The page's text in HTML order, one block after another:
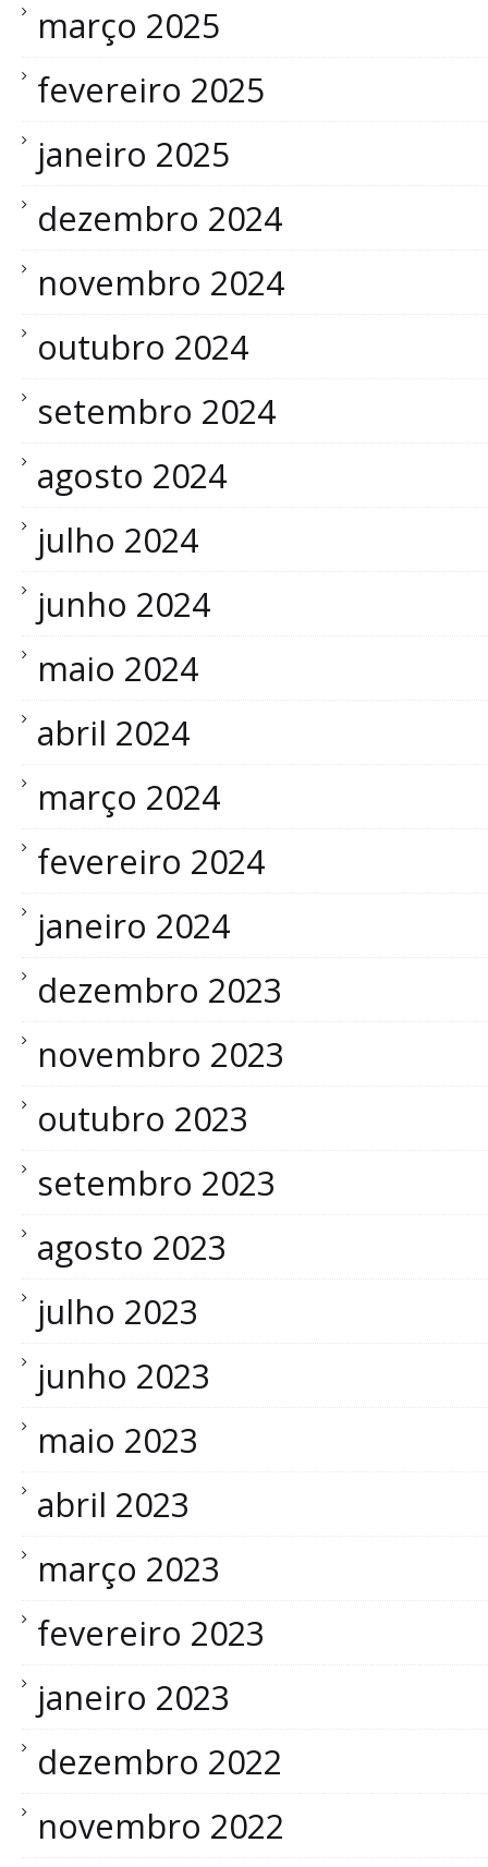
março 2025
fevereiro 2025
janeiro 2025
dezembro 2024
novembro 2024
outubro 2024
setembro 2024
agosto 2024
julho 2024
junho 2024
maio 2024
abril 2024
março 2024
fevereiro 2024
janeiro 2024
dezembro 2023
novembro 2023
outubro 2023
setembro 2023
agosto 2023
julho 2023
junho 2023
maio 2023
abril 2023
março 2023
fevereiro 2023
janeiro 2023
dezembro 2022
novembro 2022